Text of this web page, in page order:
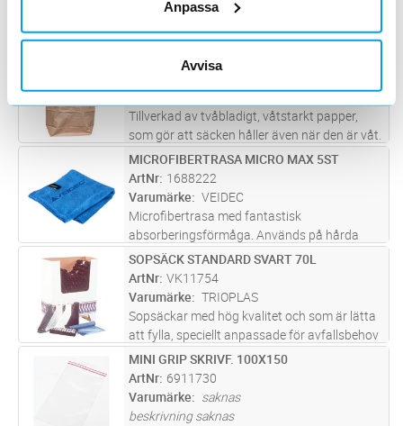
Anpassa
Avvisa
Skumrengöring för hårda och mjuka ytor. Tar
effektivt organisk smuts som kaffefläckar,
Lägg i kundvagn
PAPPERSSOPSÄCK 2 BLAD 125L
Varumärke SVENCO
Tillverkad av tvåbladigt, våtstarkt papper,
som gör att säcken håller även när den är våt.
Miljövänlig och komposterbar.
Tjocklek/papperskvalitet: 2 x 60 g/m²
(förutom 60-literssäck som har 2 x 70 g/
mer
FP Lägg i kundvagn
MICROFIBERTRASA MICRO MAX 5ST
ArtNr 1688222
Varumärke
VEIDEC
Microfibertrasa med fantastisk
absorberingsförmåga. Används på hårda
ytor.
FP Lägg i kundvagn
SOPSÄCK STANDARD SVART 70L
ArtNr VK11754
Varumärke
TRIOPLAS
Sopsäckar med hög kvalitet och som är lätta
att fylla, speciellt anpassade för avfallsbehov
inom industrin, byggbranschen och
parkförvaltning men fungerar även bra för
villaägarens behov. Tillverkade
ST Lägg i kundvagn
MINI GRIP SKRIVF. 100X150
ArtNr 6911730
Varumärke
saknas
beskrivning saknas